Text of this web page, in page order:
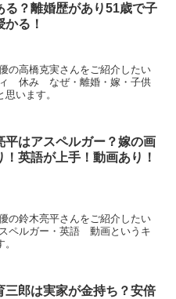
る？離婚歴があり51歳で子
かる！
の高橋克実さんをご紹介したい
休み なぜ・離婚・嫁・子供
います。
平はアスペルガー？嫁の画
！英語が上手！動画あり！
の鈴木亮平さんをご紹介したい
ペルガー・英語 動画というキ
三郎は実家が金持ち？安倍